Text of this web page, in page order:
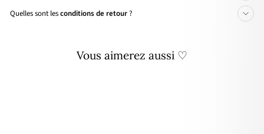
Quelles sont lesconditions de retour?
Vous aimerez aussi ♡